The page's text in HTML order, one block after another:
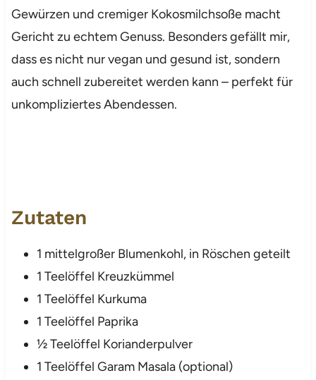
Gewürzen und cremiger Kokosmilchsoße macht
Gericht zu echtem Genuss. Besonders gefällt mir,
dass es nicht nur vegan und gesund ist, sondern
auch schnell zubereitet werden kann – perfekt für
unkompliziertes Abendessen.
Zutaten
1 mittelgroßer Blumenkohl, in Röschen geteilt
1 Teelöffel Kreuzkümmel
1 Teelöffel Kurkuma
1 Teelöffel Paprika
½ Teelöffel Korianderpulver
1 Teelöffel Garam Masala (optional)